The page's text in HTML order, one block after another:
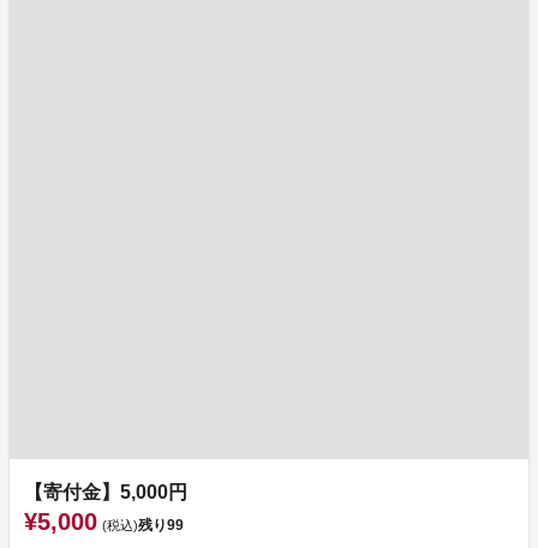
【寄付金】5,000円
¥5,000 (税込)残り99